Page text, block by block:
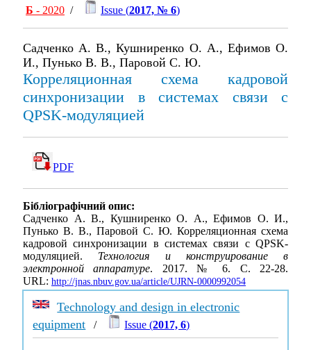
Б - 2020 / Issue (2017, № 6)
Садченко А. В., Кушниренко О. А., Ефимов О.
И., Пунько В. В., Паровой С. Ю.
Корреляционная схема кадровой
синхронизации в системах связи с
QPSK-модуляцией
PDF
Бібліографічний опис:
Садченко А. В., Кушниренко О. А., Ефимов О. И.,
Пунько В. В., Паровой С. Ю. Корреляционная схема
кадровой синхронизации в системах связи с QPSK-
модуляцией. Технология и конструирование в
электронной аппаратуре. 2017. № 6. С. 22-28.
URL: http://jnas.nbuv.gov.ua/article/UJRN-0000992054
Technology and design in electronic
equipment / Issue (2017, 6)